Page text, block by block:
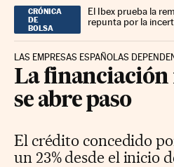
CRÓNICA
DE
BOLSA
El Ibex prueba la
repunta por la
LAS EMPRESAS ESPAÑOLAS
La financiación
se abre paso
El crédito concedido
un 23% desde el inicio